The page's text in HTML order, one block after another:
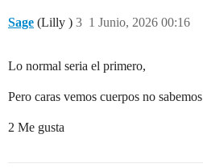
Sage (Lilly ) 1 Junio, 2026 00:16
3
Lo normal seria el primero,
Pero caras vemos cuerpos no sabemos
2 Me gusta